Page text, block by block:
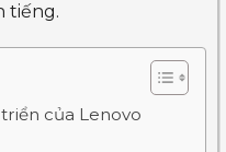
tiếng.
của Lenovo